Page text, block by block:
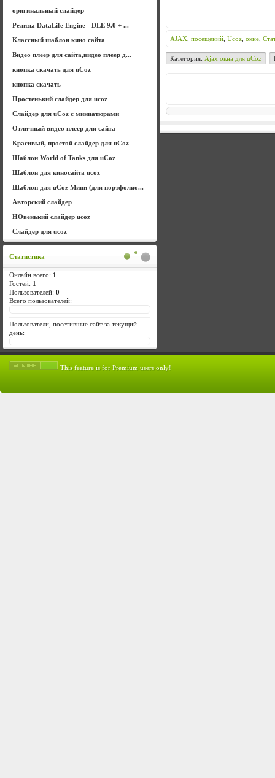
AJAX посещений Ucoz окне
Категория: Ajax окна для uCoz
оригинальный слайдер
Релизы DataLife Engine - DLE 9.0 + ...
Классный шаблон кино сайта
Видео плеер для сайта,видео плеер д...
кнопка скачать для uCoz
кнопка скачать
Простенький слайдер для ucoz
Слайдер для uCoz с миниатюрами
Отличный видео плеер для сайта
Красивый, простой слайдер для uCoz
Шаблон World of Tanks для uCoz
Шаблон для киносайта ucoz
Шаблон для uCoz Мини (для портфолио...
Авторский слайдер
НОвенький слайдер ucoz
Слайдер для ucoz
Статистика
Онлайн всего: 1
Гостей: 1
Пользователей: 0
Всего пользователей:
Пользователи, посетившие сайт за текущий
день:
This feature is for Premium users only!